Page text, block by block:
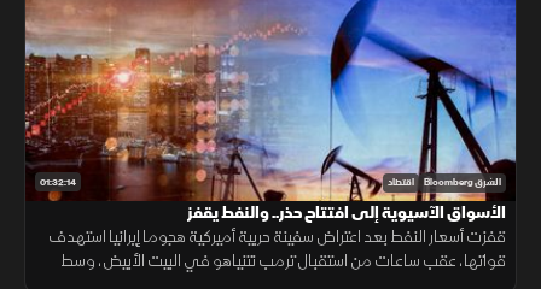
01:32:14 الشرق Bloomberg اقتصاد
الأسواق الآسيوية إلى افتتاح حذر.. والنفط يقفز
قفزت أسعار النفط بعد اعتراض سفينة حربية أميركية هجوما إيرانيا استهدف
قواتها، عقب ساعات من استقبال ترمب نتنياهو في البيت الأبيض، وسط